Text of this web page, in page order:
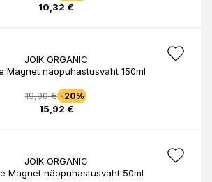
10,32 €
JOIK ORGANIC
Magnet näopuhastusvaht 150ml
19,90 € -20%
15,92 €
JOIK ORGANIC
Magnet näopuhastusvaht 50ml